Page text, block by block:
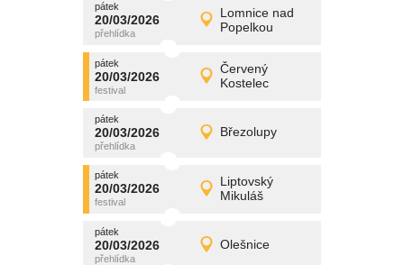
pátek
20/03/2026
Lomnice nad
Popelkou
pátek
20/03/2026 Detail
promítání
pátek
20/03/2026
Červený
Kostelec
pátek
20/03/2026 Detail
promítání
pátek
20/03/2026 Březolupy
pátek
20/03/2026 Detail
promítání
pátek
20/03/2026
Liptovský
Mikuláš
pátek
20/03/2026 Detail
promítání
pátek
20/03/2026 Olešnice
pátek
20/03/2026 Detail
promítání